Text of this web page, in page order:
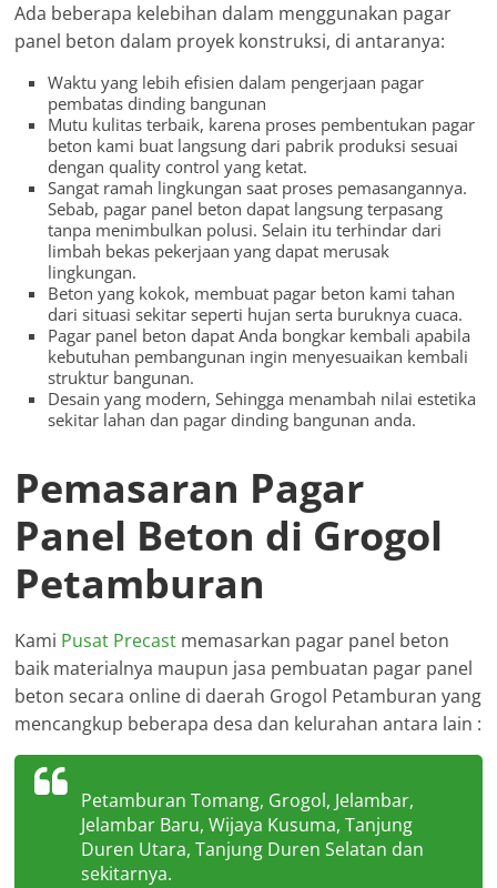
Ada beberapa kelebihan dalam menggunakan pagar
panel beton dalam proyek konstruksi, di antaranya:
Waktu yang lebih efisien dalam pengerjaan pagar
pembatas dinding bangunan
Mutu kulitas terbaik, karena proses pembentukan pagar
beton kami buat langsung dari pabrik produksi sesuai
dengan quality control yang ketat.
Sangat ramah lingkungan saat proses pemasangannya.
Sebab, pagar panel beton dapat langsung terpasang
tanpa menimbulkan polusi. Selain itu terhindar dari
limbah bekas pekerjaan yang dapat merusak
lingkungan.
Beton yang kokok, membuat pagar beton kami tahan
dari situasi sekitar seperti hujan serta buruknya cuaca.
Pagar panel beton dapat Anda bongkar kembali apabila
kebutuhan pembangunan ingin menyesuaikan kembali
struktur bangunan.
Desain yang modern, Sehingga menambah nilai estetika
sekitar lahan dan pagar dinding bangunan anda.
Pemasaran Pagar
Panel Beton di Grogol
Petamburan
Kami Pusat Precast memasarkan pagar panel beton
baik materialnya maupun jasa pembuatan pagar panel
beton secara online di daerah Grogol Petamburan yang
mencangkup beberapa desa dan kelurahan antara lain :
Petamburan Tomang, Grogol, Jelambar,
Jelambar Baru, Wijaya Kusuma, Tanjung
Duren Utara, Tanjung Duren Selatan dan
sekitarnya.